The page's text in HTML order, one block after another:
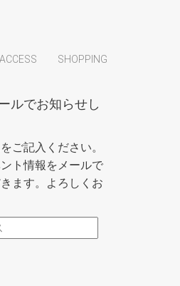
ACCESS SHOPPING
ルでお知らせし
ご記入ください。
ト情報をメールで
ます。よろしくお